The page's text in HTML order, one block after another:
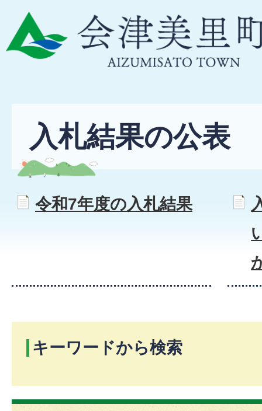
入札結果の公表
令和7年度の入札結果
キーワードから検索